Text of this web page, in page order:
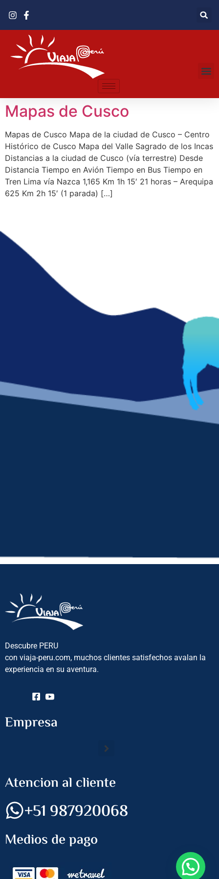
Mapas de Cusco
Mapas de Cusco Mapa de la ciudad de Cusco – Centro
Histórico de Cusco Mapa del Valle Sagrado de los Incas
Distancias a la ciudad de Cusco (vía terrestre) Desde
Distancia Tiempo en Avión Tiempo en Bus Tiempo en
Tren Lima vía Nazca 1,165 Km 1h 15′ 21 horas – Arequipa
625 Km 2h 15′ (1 parada) […]
Descubre PERU
con viaja-peru.com, muchos clientes satisfechos avalan la
experiencia en su aventura.
Empresa
Atencion al cliente
+51 987920068
Medios de pago